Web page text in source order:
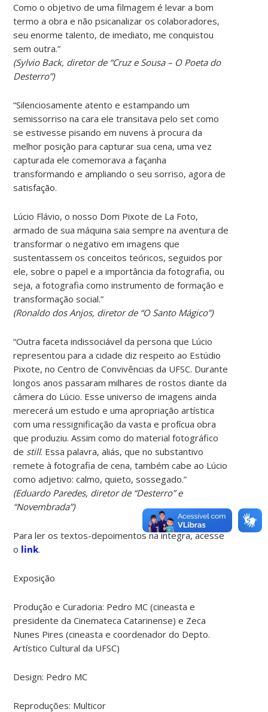
Como o objetivo de uma filmagem é levar a bom
termo a obra e não psicanalizar os colaboradores,
seu enorme talento, de imediato, me conquistou
sem outra.”
(Sylvio Back, diretor de “Cruz e Sousa – O Poeta do
Desterro”)
“Silenciosamente atento e estampando um
semissorriso na cara ele transitava pelo set como
se estivesse pisando em nuvens à procura da
melhor posição para capturar sua cena, uma vez
capturada ele comemorava a façanha
transformando e ampliando o seu sorriso, agora de
satisfação.
Lúcio Flávio, o nosso Dom Pixote de La Foto,
armado de sua máquina saia sempre na aventura de
transformar o negativo em imagens que
sustentassem os conceitos teóricos, seguidos por
ele, sobre o papel e a importância da fotografia, ou
seja, a fotografia como instrumento de formação e
transformação social.”
(Ronaldo dos Anjos, diretor de “O Santo Mágico”)
“Outra faceta indissociável da persona que Lúcio
representou para a cidade diz respeito ao Estúdio
Pixote, no Centro de Convivências da UFSC. Durante
longos anos passaram milhares de rostos diante da
câmera do Lúcio. Esse universo de imagens ainda
merecerá um estudo e uma apropriação artística
com uma ressignificação da vasta e profícua obra
que produziu. Assim como do material fotográfico
de still. Essa palavra, aliás, que no substantivo
remete à fotografia de cena, também cabe ao Lúcio
como adjetivo: calmo, quieto, sossegado.”
(Eduardo Paredes, diretor de “Desterro” e
“Novembrada”)
Para ler os textos-depoimentos na integra, acesse
o link.
Exposição
Produção e Curadoria: Pedro MC (cineasta e
presidente da Cinemateca Catarinense) e Zeca
Nunes Pires (cineasta e coordenador do Depto.
Artístico Cultural da UFSC)
Design: Pedro MC
Reproduções: Multicor